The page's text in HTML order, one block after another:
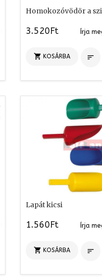
Homokozóvödör a
3.520Ft Írja
 KOSÁRBA 
Lapát kicsi
1.560Ft Írja
 KOSÁRBA 